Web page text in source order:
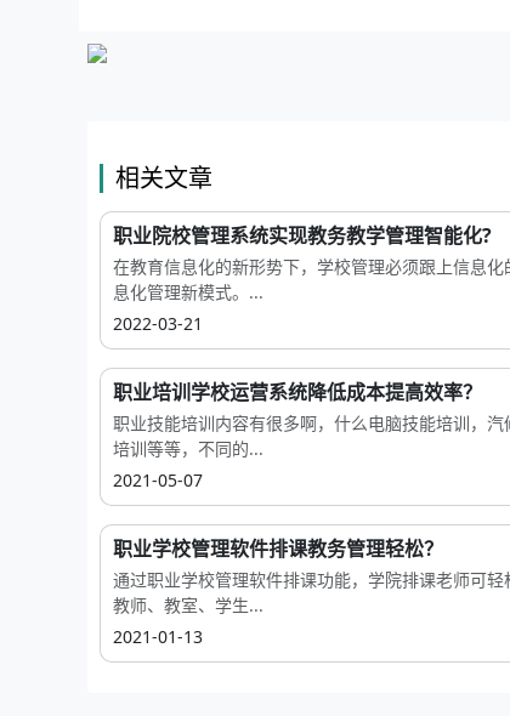
相关文章
职业院校管理系统实现教务教学管理智能化?
在教育信息化的新形势下，学校管理必须跟上信息
息化管理新模式。...
2022-03-21
职业培训学校运营系统降低成本提高效率？
职业技能培训内容有很多啊，什么电脑技能培训，
培训等等，不同的...
2021-05-07
职业学校管理软件排课教务管理轻松？
通过职业学校管理软件排课功能，学院排课老师可
教师、教室、学生...
2021-01-13